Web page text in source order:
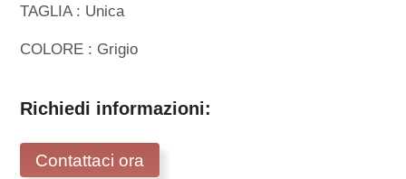
TAGLIA : Unica
COLORE : Grigio
Richiedi informazioni:
Contattaci ora